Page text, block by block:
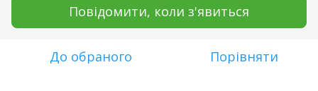
Повідомити, коли з'явиться
До обраного Порівняти